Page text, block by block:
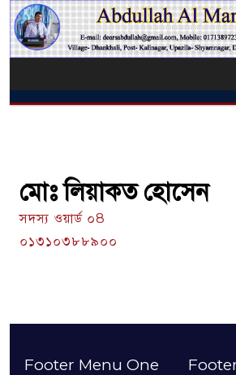
মোঃ লিয়াকত হোসেন
সদস্য ওয়ার্ড ০8
০১৩১০৩৮৮৯০০
Footer Menu One